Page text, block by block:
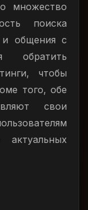
множество
поиска
и общения с
обратить
чтобы
того, обе
свои